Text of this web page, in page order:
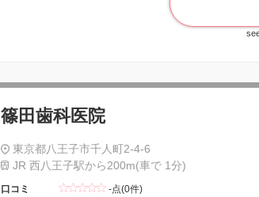
篠田歯科医院
東京都八王子市千人町2-4-6
JR 西八王子駅から200m(車で 1分)
口コミ
-点(0件)